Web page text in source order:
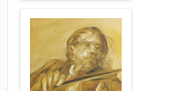
売却希望時期 【任意】
すぐに売りたい